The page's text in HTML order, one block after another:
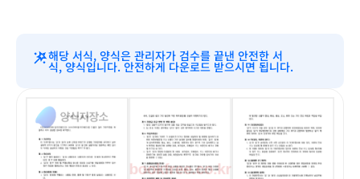
해당 서식, 양식은 관리자가 검수를 끝낸 안전한 서
식, 양식입니다. 안전하게 다운로드 받으시면 됩니다.